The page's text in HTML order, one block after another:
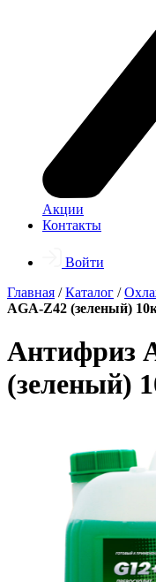
Акции
Контакты
Войти
Главная /Каталог /
AGA-Z42 (зеленый)
Антифриз
(зеленый)